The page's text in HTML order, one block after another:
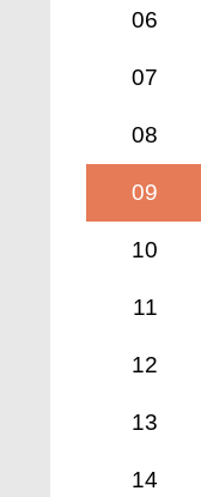
06
07
08
09
10
11
12
13
14